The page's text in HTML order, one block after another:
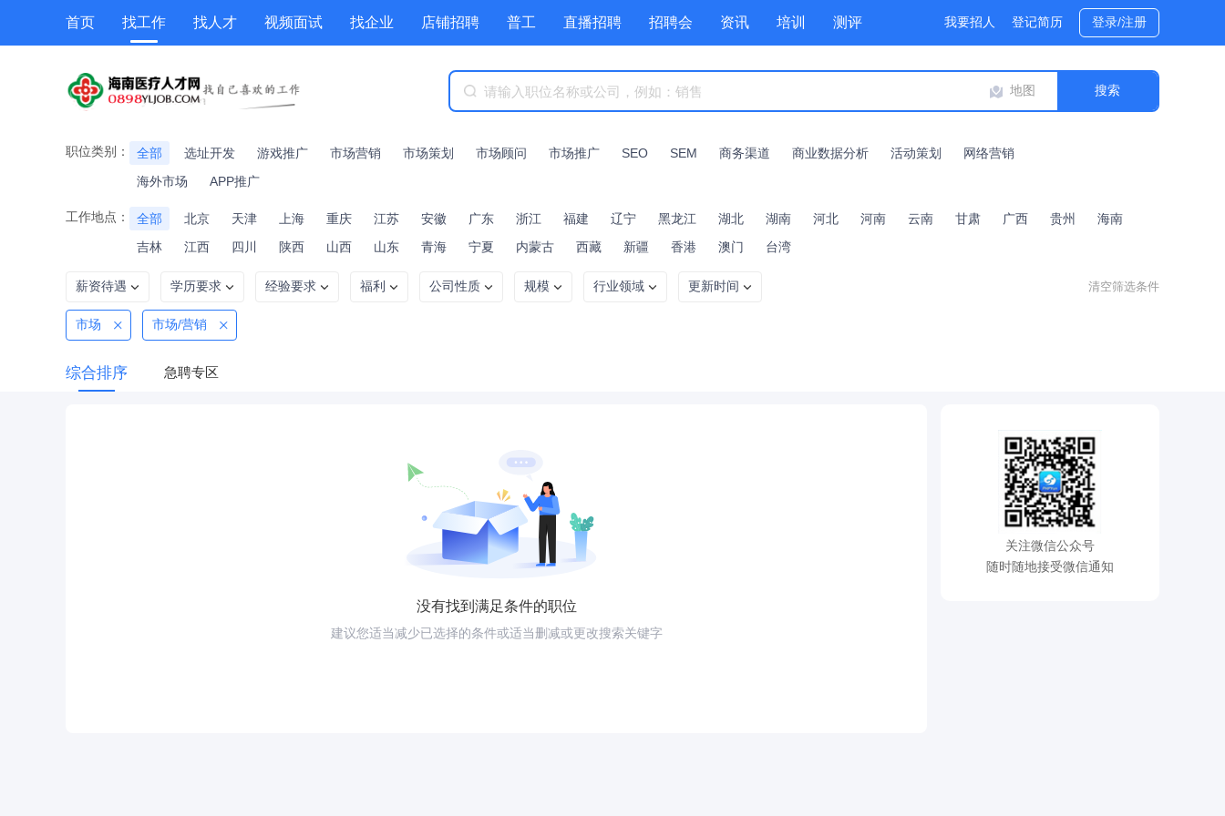
首页 找工作 找人才 视频面试 找企业 店铺招聘 普工 直播招聘 招聘会 资讯 培训 测评
商城 附近职位 工具箱 赏金招聘
我要招人 登记简历 登录/注册
地图
职位类别： 全部 选址开发 游戏推广 市场营销 市场策划 市场顾问 市场推广 SEO SEM 商务渠道 商业数据分析 活动策划
网络营销
海外市场
APP推广
工作地点： 全部 北京 天津 上海 重庆 江苏 安徽 广东 浙江 福建 辽宁 黑龙江 湖北 湖南 河北 河南 云南 甘肃 广西 贵州
海南
吉林
江西 四川 陕西 山西 山东 青海 宁夏 内蒙古 西藏 新疆 香港 澳门 台湾
薪资待遇 学历要求 经验要求 福利 公司性质 规模 行业领域 更新时间
市场 市场/营销
清空筛选条件
综合排序 急聘专区
没有找到满足条件的职位
建议您适当减少已选择的条件或适当删减或更改搜索关键字
关注微信公众号
随时随地接受微信通知